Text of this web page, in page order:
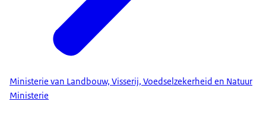
Ministerie van Landbouw, Visserij, Voedselzekerheid en Natuur
Ministerie